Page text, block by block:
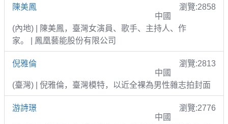
陳美鳳
瀏覽:2858
中國
(內地) | 陳美鳳，臺灣女演員、歌手、主持人、作
家。 | 鳳凰藝能股份有限公司
倪雅倫
瀏覽:2813
中國
(臺灣) | 倪雅倫，臺灣模特，以近全裸為男性雜志拍封面
游詩璟
瀏覽:2776
中國